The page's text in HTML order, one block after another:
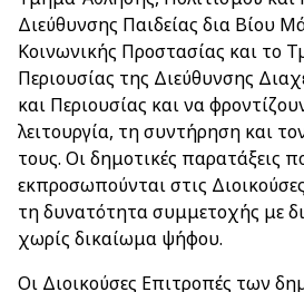
Διεύθυνσης Παιδείας δια Βίου
Κοινωνικής Προστασίας και το
Περιουσίας της Διεύθυνσης
και Περιουσίας και να
λειτουργία, τη συντήρηση και
τους. Οι δημοτικές παρατάξεις
εκπροσωπούνται στις
τη δυνατότητα συμμετοχής με
χωρίς δικαίωμα ψήφου.
Οι Διοικούσες Επιτροπές των